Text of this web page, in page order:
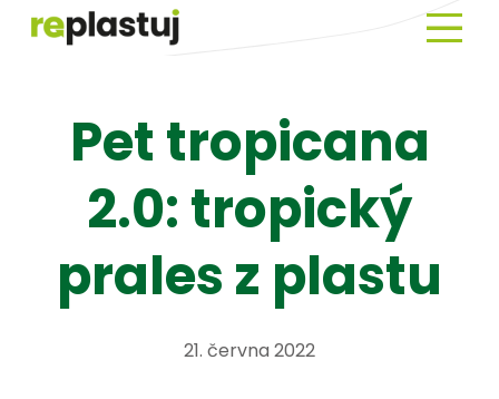
Menu
Pet tropicana
2.0: tropický
prales z plastu
21. června 2022